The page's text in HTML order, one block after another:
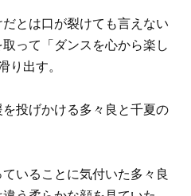
とは口が裂けても言えない
って「ダンスを心から楽し
り出す。
投げかける多々良と千夏の
いることに気付いた多々良